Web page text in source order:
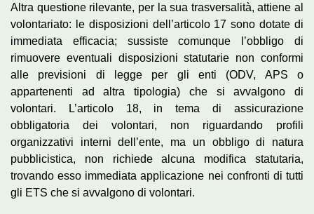
Altra questione rilevante, per la sua trasversalità, attiene al
volontariato: le disposizioni dell’articolo 17 sono dotate di
immediata efficacia; sussiste comunque l’obbligo di
rimuovere eventuali disposizioni statutarie non conformi
alle previsioni di legge per gli enti (ODV, APS o
appartenenti ad altra tipologia) che si avvalgono di
volontari. L’articolo 18, in tema di assicurazione
obbligatoria dei volontari, non riguardando profili
organizzativi interni dell’ente, ma un obbligo di natura
pubblicistica, non richiede alcuna modifica statutaria,
trovando esso immediata applicazione nei confronti di tutti
gli ETS che si avvalgono di volontari.